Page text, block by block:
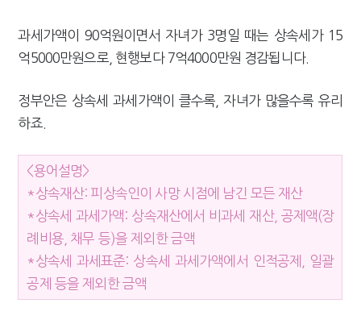
과세가액이 90억원이면서 자녀가 3명일 때는 상속세가 15
억5000만원으로, 현행보다 7억4000만원 경감됩니다.
정부안은 상속세 과세가액이 클수록, 자녀가 많을수록 유리
하죠.
<용어설명>
*상속재산: 피상속인이 사망 시점에 남긴 모든 재산
*상속세 과세가액: 상속재산에서 비과세 재산, 공제액(장
례비용, 채무 등)을 제외한 금액
*상속세 과세표준: 상속세 과세가액에서 인적공제, 일괄
공제 등을 제외한 금액